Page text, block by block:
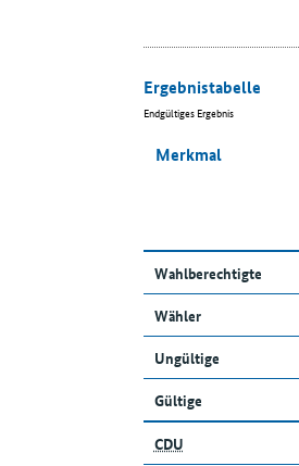
Ergebnistabelle
Endgültiges Ergebnis
Merkmal
Wahlberechtigte
Wähler
Ungültige
Gültige
CDU